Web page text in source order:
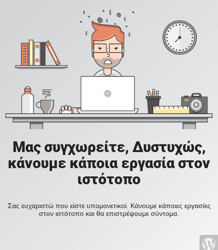
Μας συγχωρείτε, Δυστυχώς,
κάνουμε κάποια εργασία στον
ιστότοπο
Σας ευχαριστώ που είστε υπομονετικοί. Κάνουμε κάποιες εργασίες
στον ιστότοπο και θα επιστρέψουμε σύντομα.